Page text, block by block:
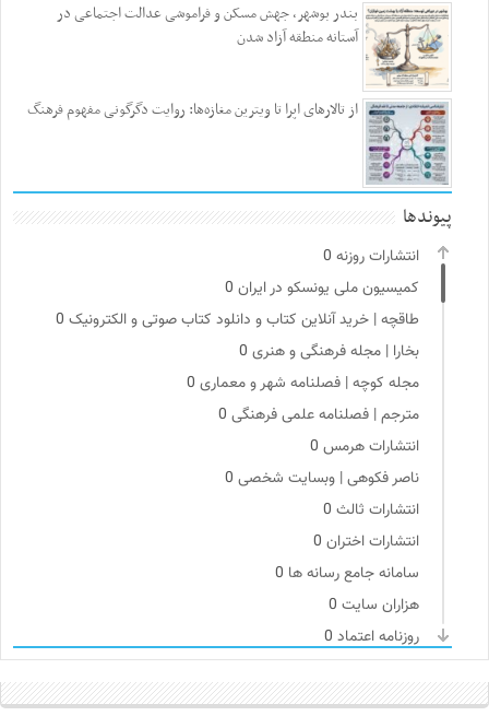
بندر بوشهر، جهش مسکن و فراموشی عدالت اجتماعی در
آستانه منطقه آزاد شدن
از تالارهای اپرا تا ویترین مغازه‌ها: روایت دگرگونی مفهوم فرهنگ
پیوندها
انتشارات روزنه
کمیسیون ملی یونسکو در ایران
طاقچه | خرید آنلاین کتاب و دانلود کتاب صوتی و الکترونیک
بخارا | مجله فرهنگی و هنری
مجله کوچه | فصلنامه شهر و معماری
مترجم | فصلنامه علمی فرهنگی
انتشارات هرمس
ناصر فکوهی | وبسایت شخصی
انتشارات ثالث
انتشارات اختران
سامانه جامع رسانه ها
هزاران سایت
روزنامه اعتماد
برای کانون0